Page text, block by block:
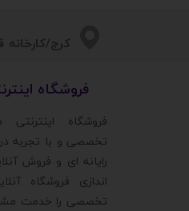
​​کرج/کارخانه
​فروشگاه
​فروشگاه
تخصصی و با تجربه
رایانه ای و فروش
اندازی فروشگاه
تخصصی را خدمت